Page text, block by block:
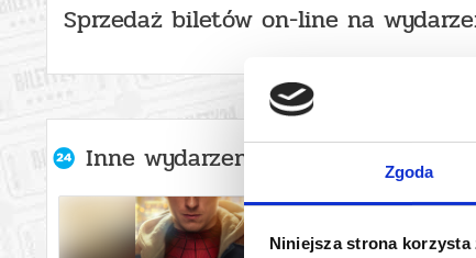
Zgoda
Niniejsza strona
Sprzedaż biletów on-line na
Inne wydarzenia organizatora